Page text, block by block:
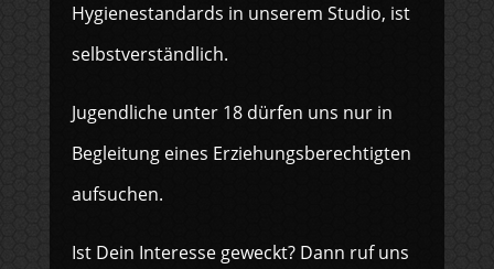
Hygienestandards in unserem Studio, ist
selbstverständlich.
Jugendliche unter 18 dürfen uns nur in
Begleitung eines Erziehungsberechtigten
aufsuchen.
Ist Dein Interesse geweckt? Dann ruf uns